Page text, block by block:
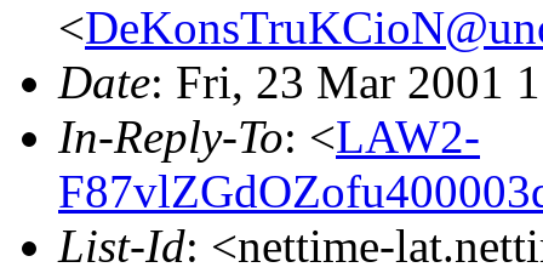
<
Date: Fri, 23 Mar 2001
In-Reply-To: <LAW2-
List-Id: <nettime-